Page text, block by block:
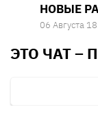
НОВЫЕ
06 Августа
ЭТО ЧАТ –